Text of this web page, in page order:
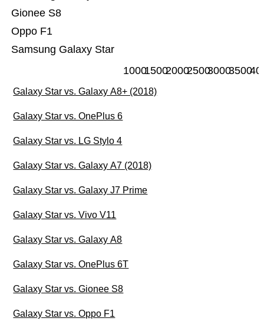
Samsung Galaxy Star
Oppo F1
Gionee S8
100015002000250030003500
Galaxy Star vs. Galaxy A8+ (2018)
Galaxy Star vs. OnePlus 6
Galaxy Star vs. LG Stylo 4
Galaxy Star vs. Galaxy A7 (2018)
Galaxy Star vs. Galaxy J7 Prime
Galaxy Star vs. Vivo V11
Galaxy Star vs. Galaxy A8
Galaxy Star vs. OnePlus 6T
Galaxy Star vs. Gionee S8
Galaxy Star vs. Oppo F1